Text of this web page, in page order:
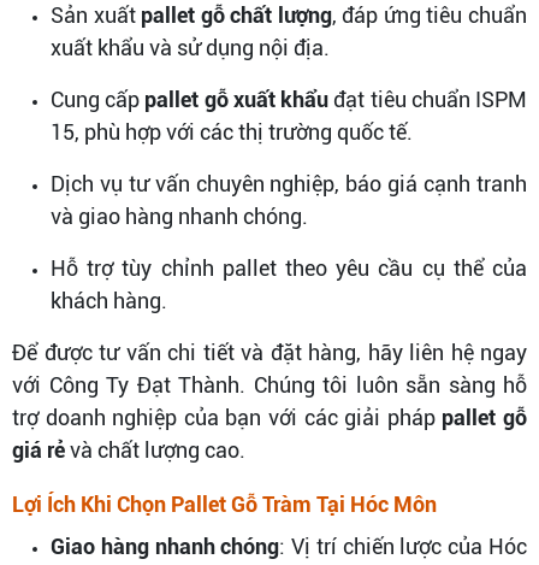
Sản xuất pallet gỗ chất lượng, đáp ứng tiêu chuẩn
xuất khẩu và sử dụng nội địa.
Cung cấp pallet gỗ xuất khẩuđạt tiêu chuẩn ISPM
15, phù hợp với các thị trường quốc tế.
Dịch vụ tư vấn chuyên nghiệp, báo giá cạnh tranh
và giao hàng nhanh chóng.
Hỗ trợ tùy chỉnh pallet theo yêu cầu cụ thể của
khách hàng.
Để được tư vấn chi tiết và đặt hàng, hãy liên hệ ngay
với Công Ty Đạt Thành. Chúng tôi luôn sẵn sàng hỗ
trợ doanh nghiệp của bạn với các giải pháp pallet gỗ
giá rẻvà chất lượng cao.
Lợi Ích Khi Chọn Pallet Gỗ Tràm Tại Hóc Môn
Giao hàng nhanh chóng: Vị trí chiến lược của Hóc